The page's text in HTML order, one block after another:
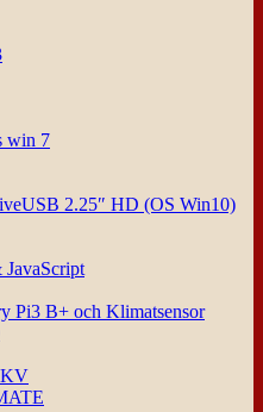
win 7
2.25″ HD (OS Win10)
Pi3 B+ och Klimatsensor